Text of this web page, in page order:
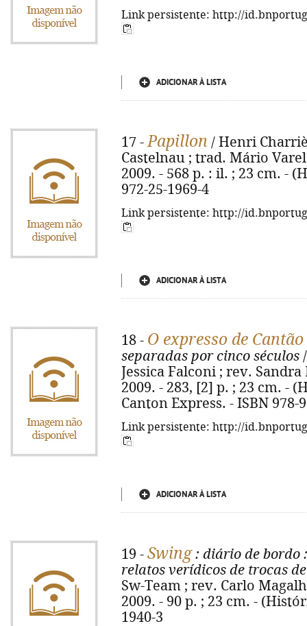
Link persistente: http://
ADICIONAR À LISTA
17 -Papillon / Henri
Castelnau ; trad. Mário
2009. - 568 p. : il. ; 23 cm. -
972-25-1969-4
Link persistente: http://
ADICIONAR À LISTA
18 - O expresso de Cantão
separadas por cinco séculos
Jessica Falconi ; rev.
2009. - 283, [2] p. ; 23 cm. -
Canton Express. - ISBN 978-
Link persistente: http://
ADICIONAR À LISTA
19 - Swing: diário de bordo
relatos verídicos de trocas
Sw-Team ; rev. Carlo
2009. - 90 p. ; 23 cm. -
1940-3